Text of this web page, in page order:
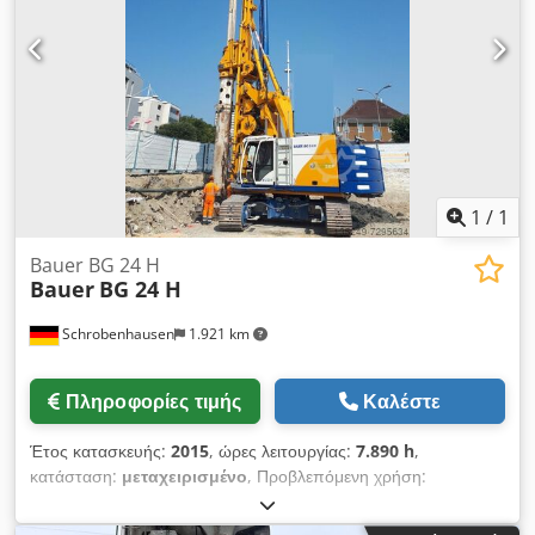
1 / 1
Schrobenhausen 1.921 km
Bauer BG 24 H
Bauer BG 24 H
Πληροφορίες τιμής Καλέστε
Έτος κατασκευής: 2015, ώρες λειτουργίας: 7.890 h,
κατάσταση: μεταχειρισμένο, Προβλεπόμενη χρήση:
Κατασκευές Επικοινωνήστε με τον Mohamad Fattah Ahmad
για περισσότερες πληροφορίες. Έτος κατασκευής: 2015